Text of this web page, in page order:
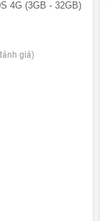
4G (3GB - 32GB)
giá)